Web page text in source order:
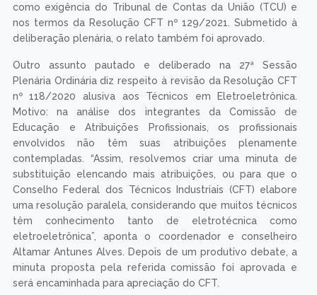
como exigência do Tribunal de Contas da União (TCU) e
nos termos da Resolução CFT nº 129/2021. Submetido à
deliberação plenária, o relato também foi aprovado.
Outro assunto pautado e deliberado na 27ª Sessão
Plenária Ordinária diz respeito à revisão da Resolução CFT
nº 118/2020 alusiva aos Técnicos em Eletroeletrônica.
Motivo: na análise dos integrantes da Comissão de
Educação e Atribuições Profissionais, os profissionais
envolvidos não têm suas atribuições plenamente
contempladas. “Assim, resolvemos criar uma minuta de
substituição elencando mais atribuições, ou para que o
Conselho Federal dos Técnicos Industriais (CFT) elabore
uma resolução paralela, considerando que muitos técnicos
têm conhecimento tanto de eletrotécnica como
eletroeletrônica”, aponta o coordenador e conselheiro
Altamar Antunes Alves. Depois de um produtivo debate, a
minuta proposta pela referida comissão foi aprovada e
será encaminhada para apreciação do CFT.